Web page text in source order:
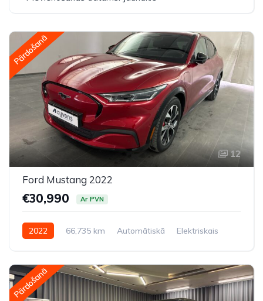
Pārdošanā
12
Ford Mustang 2022
€30,990 Ar PVN
2022 66,735 km Automātiskā
Elektriskais
Pārdošanā